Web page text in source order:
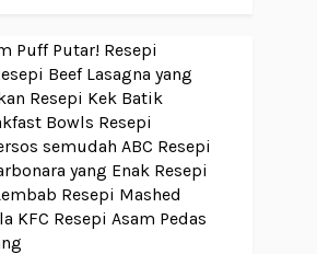
Puff Putar! Resepi
Beef Lasagna yang
Resepi Kek Batik
Bowls Resepi
semudah ABC Resepi
yang Enak Resepi
Resepi Mashed
KFC Resepi Asam Pedas